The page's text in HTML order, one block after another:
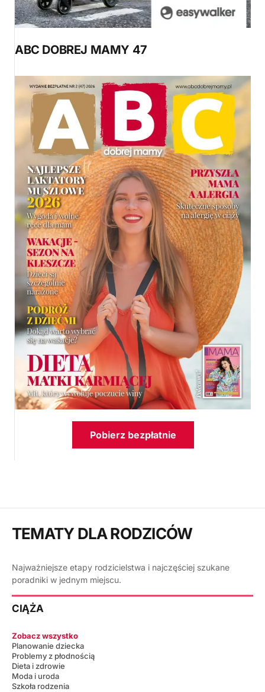
ABC DOBREJ MAMY 47
Pobierz bezpłatnie
TEMATY DLA RODZICÓW
Najważniejsze etapy rodzicielstwa i najczęściej szukane
poradniki w jednym miejscu.
CIĄŻA
Zobacz wszystko
Planowanie dziecka
Problemy z płodnością
Dieta i zdrowie
Moda i uroda
Szkoła rodzenia